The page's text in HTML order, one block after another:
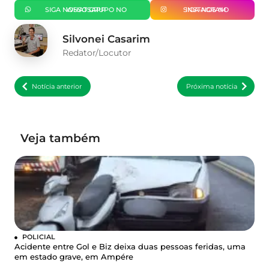
SIGA NOSSO GRUPO NO WHATSAPP SIGA-NOS NO INSTAGRAM
Silvonei Casarim
Redator/Locutor
Notícia anterior Próxima notícia
Veja também
POLICIAL
Acidente entre Gol e Biz deixa duas pessoas feridas, uma
em estado grave, em Ampére